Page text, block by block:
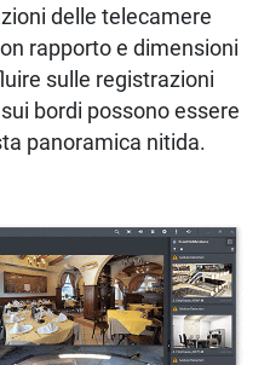
delle telecamere
rapporto e dimensioni
sulle registrazioni
bordi possono essere
panoramica nitida.